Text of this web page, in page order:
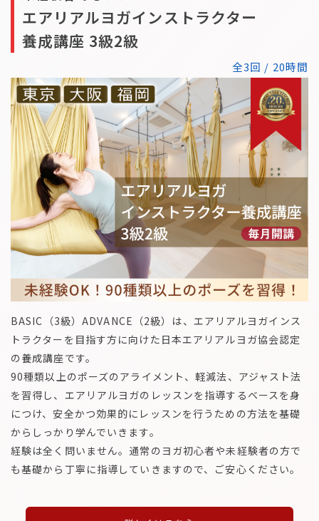
エアリアルヨガインストラクター
養成講座 3級2級
全3回 / 20時間
BASIC（3級）ADVANCE（2級）は、エアリアルヨガインス
トラクターを目指す方に向けた日本エアリアルヨガ協会認定
の養成講座です。
90種類以上のポーズのアライメント、軽減法、アジャスト法
を習得し、エアリアルヨガのレッスンを指導するベースを身
につけ、安全かつ効果的にレッスンを行うための方法を基礎
からしっかり学んでいきます。
経験は全く問いません。通常のヨガ初心者や未経験者の方で
も基礎から丁寧に指導していきますので、ご安心ください。